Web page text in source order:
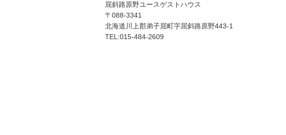
屈斜路原野ユースゲストハウス
〒088-3341
北海道川上郡弟子屈町字屈斜路原野443-1
TEL:015-484-2609